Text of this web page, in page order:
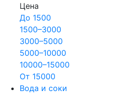
Цена
До 1500
1500–3000
3000–5000
5000–10000
10000–15000
От 15000
Вода и соки